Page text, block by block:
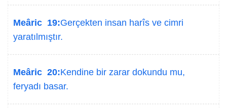
Meâric 19:Gerçekten insan harîs ve cimri
yaratılmıştır.
Meâric 20:Kendine bir zarar dokundu mu,
feryadı basar.